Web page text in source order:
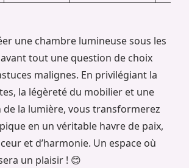
une chambre lumineuse sous les
avant tout une question de choix
malignes. En privilégiant la
la légèreté du mobilier et une
la lumière, vous transformerez
en un véritable havre de paix,
et d’harmonie. Un espace où
un plaisir ! 😊